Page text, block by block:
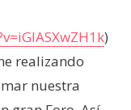
)
realizando
nuestra